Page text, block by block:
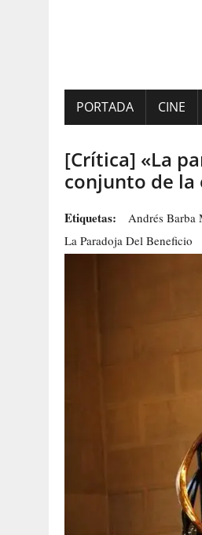
PORTADA CINE
[Crítica] «La
conjunto de la
Etiquetas: Andrés Barba
La Paradoja Del Beneficio